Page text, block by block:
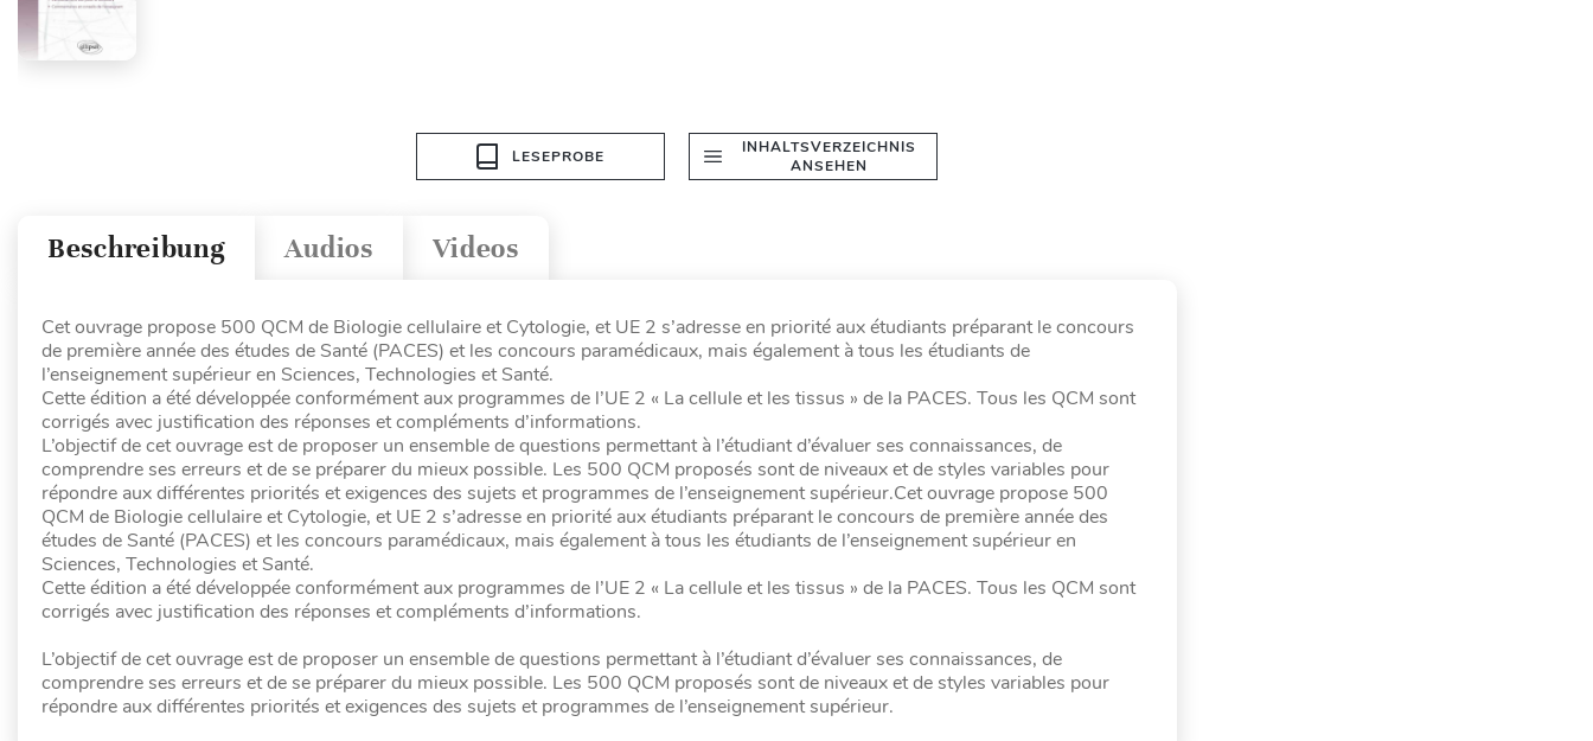
LESEPROBE
INHALTSVERZEICHNIS
ANSEHEN
Videos
Audios
Beschreibung
Cet ouvrage propose 500 QCM de Biologie cellulaire et Cytologie, et UE 2 s’adresse en priorité aux étudiants préparant le concours
de première année des études de Santé (PACES) et les concours paramédicaux, mais également à tous les étudiants de
l’enseignement supérieur en Sciences, Technologies et Santé.
Cette édition a été développée conformément aux programmes de l’UE 2 « La cellule et les tissus » de la PACES. Tous les QCM sont
corrigés avec justification des réponses et compléments d’informations.
L’objectif de cet ouvrage est de proposer un ensemble de questions permettant à l’étudiant d’évaluer ses connaissances, de
comprendre ses erreurs et de se préparer du mieux possible. Les 500 QCM proposés sont de niveaux et de styles variables pour
répondre aux différentes priorités et exigences des sujets et programmes de l’enseignement supérieur.Cet ouvrage propose 500
QCM de Biologie cellulaire et Cytologie, et UE 2 s’adresse en priorité aux étudiants préparant le concours de première année des
études de Santé (PACES) et les concours paramédicaux, mais également à tous les étudiants de l’enseignement supérieur en
Sciences, Technologies et Santé.
Cette édition a été développée conformément aux programmes de l’UE 2 « La cellule et les tissus » de la PACES. Tous les QCM sont
corrigés avec justification des réponses et compléments d’informations.
L’objectif de cet ouvrage est de proposer un ensemble de questions permettant à l’étudiant d’évaluer ses connaissances, de
comprendre ses erreurs et de se préparer du mieux possible. Les 500 QCM proposés sont de niveaux et de styles variables pour
répondre aux différentes priorités et exigences des sujets et programmes de l’enseignement supérieur.